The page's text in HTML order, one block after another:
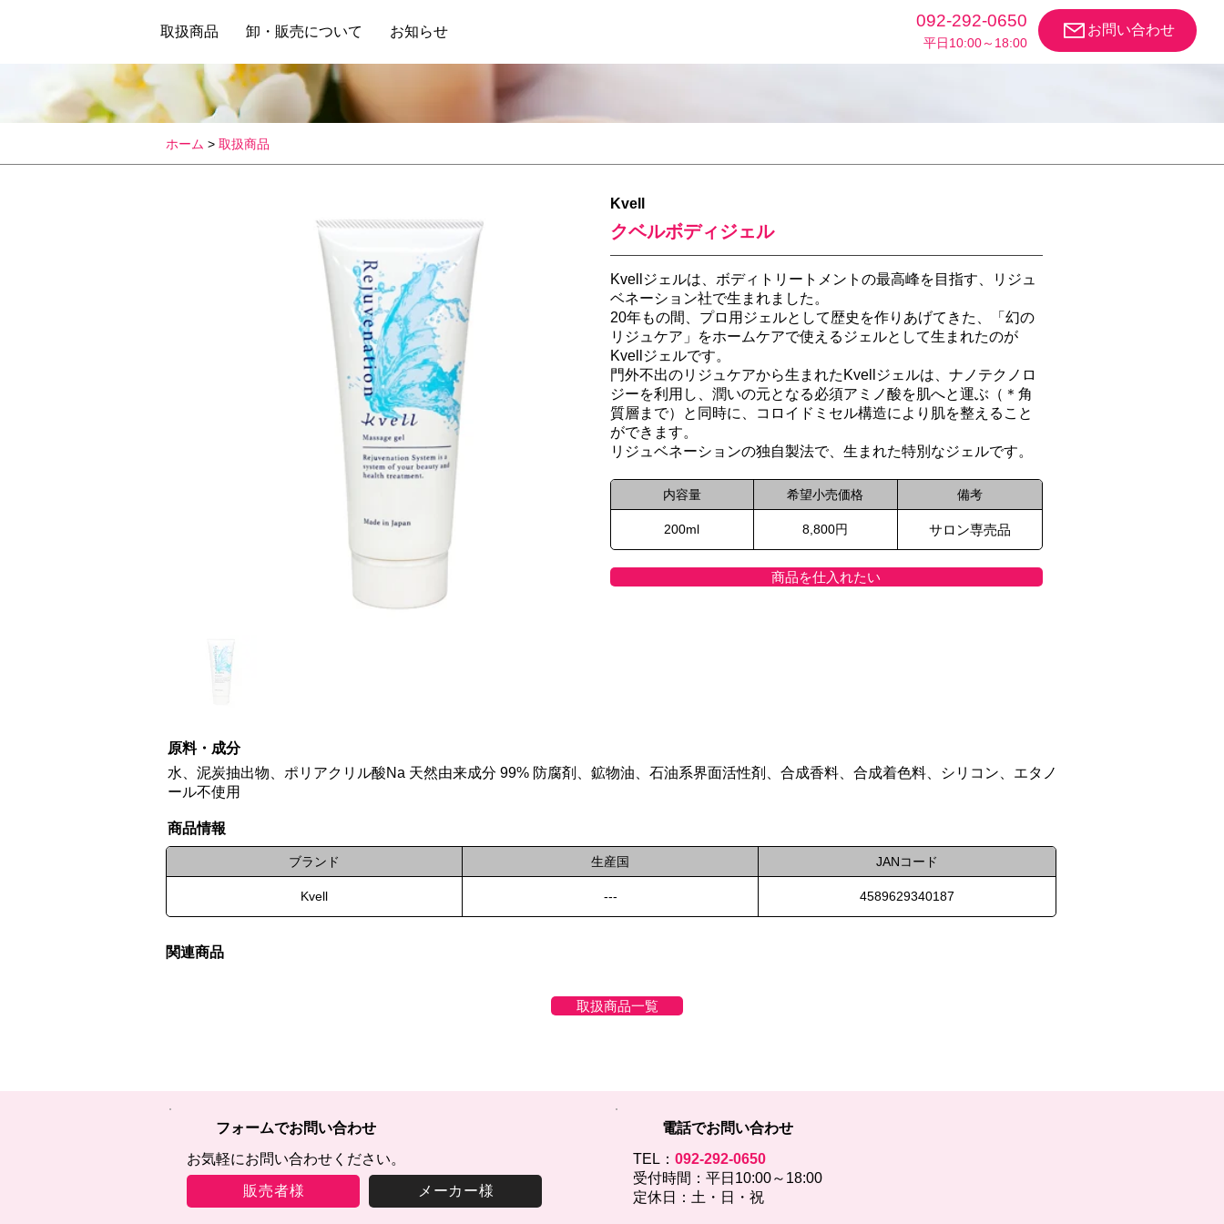
取扱商品 卸・販売について お知らせ
092-292-0650
​平日10:00～18:00
お問い合わせ
ホーム > 取扱商品
Kvell
クベルボディジェル
Kvellジェルは、ボディトリートメントの最高峰を目指す、リジュ
ベネーション社で生まれました。
20年もの間、プロ用ジェルとして歴史を作りあげてきた、「幻の
リジュケア」をホームケアで使えるジェルとして生まれたのが
Kvellジェルです。
門外不出のリジュケアから生まれたKvellジェルは、ナノテクノロ
ジーを利用し、潤いの元となる必須アミノ酸を肌へと運ぶ（＊角
質層まで）と同時に、コロイドミセル構造により肌を整えること
ができます。
リジュベネーションの独自製法で、生まれた特別なジェルです。
内容量 希望小売価格 備考
200ml 8,800円 サロン専売品
商品を仕入れたい
原料・成分
水、泥炭抽出物、ポリアクリル酸Na 天然由来成分 99% 防腐剤、鉱物油、石油系界面活性剤、合成香料、合成着色料、シリコン、エタノ
ール不使用
​商品情報
ブランド 生産国 JANコード
Kvell --- 4589629340187
関連商品
取扱商品一覧
フォームでお問い合わせ
お気軽にお問い合わせください。
販売者様 メーカー様
電話でお問い合わせ
TEL： 092-292-0650
受付時間：平日10:00～18:00
定休日：土・日・祝